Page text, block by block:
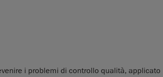
i problemi di controllo qualità, applicato